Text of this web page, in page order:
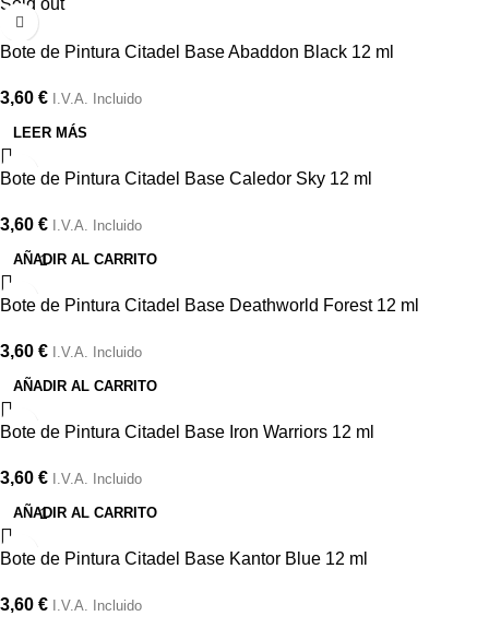
Sold out
Bote de Pintura Citadel Base Abaddon Black 12 ml
3,60 € I.V.A. Incluido
LEER MÁS
Bote de Pintura Citadel Base Caledor Sky 12 ml
3,60 € I.V.A. Incluido
AÑADIR AL CARRITO
Bote de Pintura Citadel Base Deathworld Forest 12 ml
3,60 € I.V.A. Incluido
AÑADIR AL CARRITO
Bote de Pintura Citadel Base Iron Warriors 12 ml
3,60 € I.V.A. Incluido
AÑADIR AL CARRITO
Bote de Pintura Citadel Base Kantor Blue 12 ml
3,60 € I.V.A. Incluido